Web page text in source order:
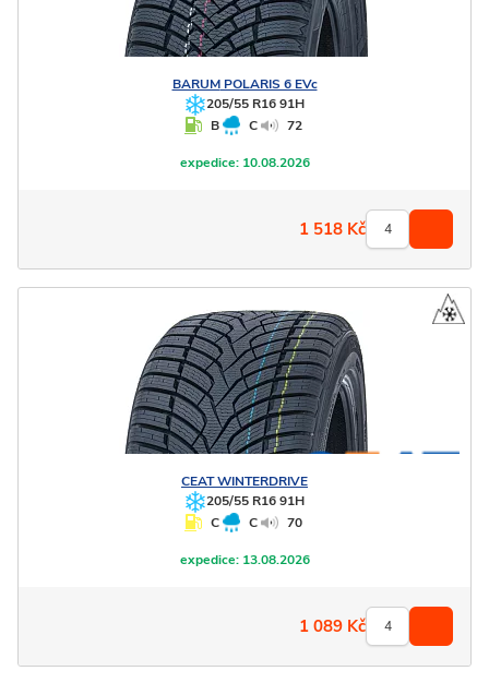
BARUMPOLARIS 6 EVc
205/55 R16 91H
B
C 72
expedice:10.08.2026
1 518 Kč
CEATWINTERDRIVE
205/55 R16 91H
C
C 70
expedice:13.08.2026
1 089 Kč